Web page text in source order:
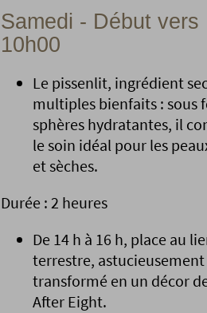
Samedi - Début vers
10h00
Le pissenlit, ingrédient
multiples bienfaits : sous
sphères hydratantes, il
le soin idéal pour les
et sèches.
Durée : 2 heures
De 14 h à 16 h, place au
terrestre, astucieusement
transformé en un décor
After Eight.